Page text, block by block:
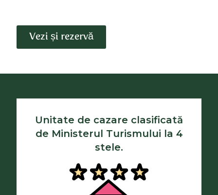
Vezi și rezervă
Unitate de cazare clasificată
de Ministerul Turismului la 4
stele.